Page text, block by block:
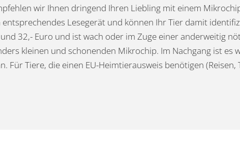
wir Ihnen dringend Ihren Liebling mit einem
Lesegerät und können Ihr Tier damit
32,- Euro und ist wach oder im Zuge einer anderweitig
kleinen und schonenden Mikrochip. Im Nachgang ist es
Für Tiere, die einen EU-Heimtierausweis benötigen